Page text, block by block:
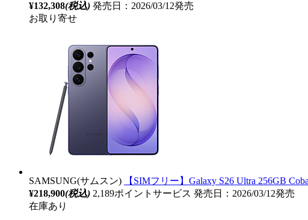
¥132,308(税込) 発売日：2026/03/12発売
お取り寄せ
SAMSUNG(サムスン)
【SIMフリー】Galaxy S26 Ultra 256GB
¥218,900(税込) 2,189ポイントサービス 発売日：2026/03/12発売
在庫あり